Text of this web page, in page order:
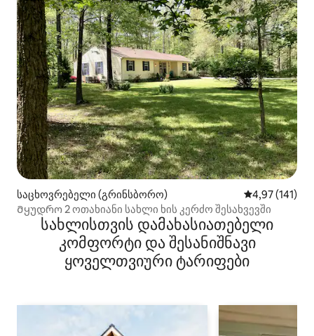
საცხოვრებელი (გრინსბორო) საშუალო
4,97 (141)
Მყუდრო 2 ოთახიანი სახლი ხის კერძო შესახვევში
სახლისთვის დამახასიათებელი
კომფორტი და შესანიშნავი
ყოველთვიური ტარიფები